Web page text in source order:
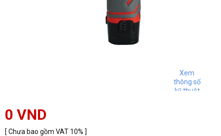
Xem
thông số
kỹ thuật
0 VND
[ Chưa bao gồm VAT 10% ]